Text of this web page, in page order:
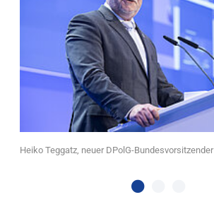
Heiko Teggatz, neuer DPolG-Bundesvorsitzender